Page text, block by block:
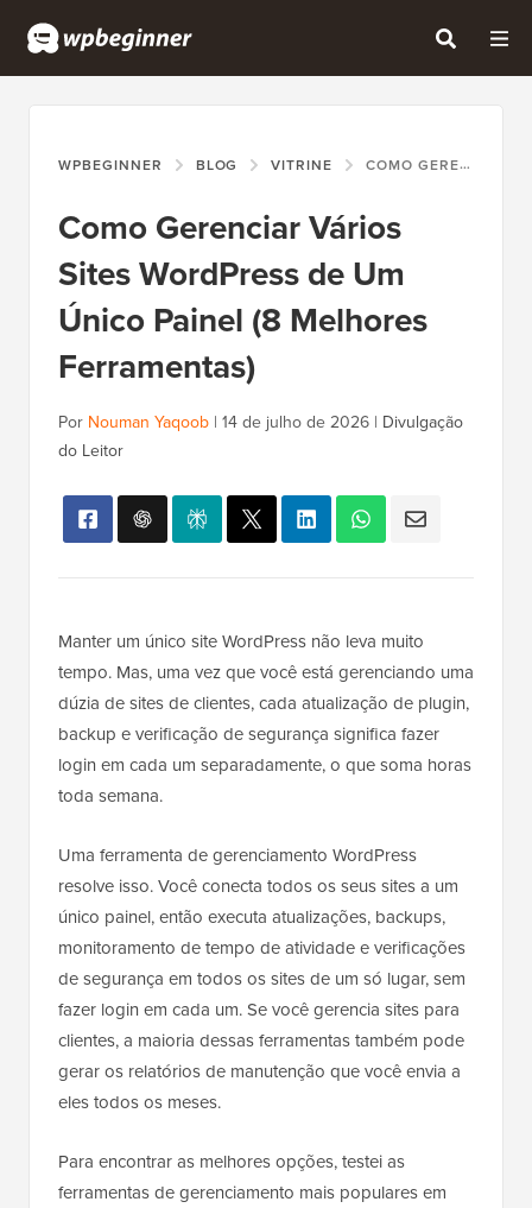
WPBEGINNER BLOG VITRINE COMO GERENCIAR VÁRIOS SITES WORDPRESS DE UM ÚNICO PAINEL (8 MELHORES FERRAMENTAS)
Como Gerenciar Vários
Sites WordPress de Um
Único Painel (8 Melhores
Ferramentas)
Por Nouman Yaqoob | 14 de julho de 2026 | Divulgação
do Leitor
Manter um único site WordPress não leva muito
tempo. Mas, uma vez que você está gerenciando uma
dúzia de sites de clientes, cada atualização de plugin,
backup e verificação de segurança significa fazer
login em cada um separadamente, o que soma horas
toda semana.
Uma ferramenta de gerenciamento WordPress
resolve isso. Você conecta todos os seus sites a um
único painel, então executa atualizações, backups,
monitoramento de tempo de atividade e verificações
de segurança em todos os sites de um só lugar, sem
fazer login em cada um. Se você gerencia sites para
clientes, a maioria dessas ferramentas também pode
gerar os relatórios de manutenção que você envia a
eles todos os meses.
Para encontrar as melhores opções, testei as
ferramentas de gerenciamento mais populares em